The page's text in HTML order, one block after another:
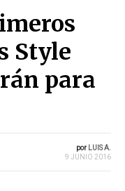
Style
para
por LUIS A.
9 JUNIO 2016